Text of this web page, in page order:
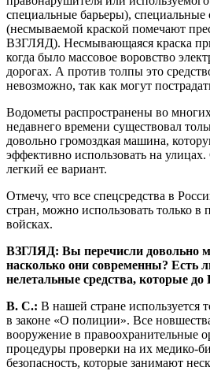
специальные барьеры),
(несмываемой краской помечают
ВЗГЛЯД). Несмывающаяся краска
когда было массовое воровство
дорогах. А против толпы это
невозможно, так как могут
Водометы распространены во
недавнего времени существовал
довольно громоздкая машина,
эффективно использовать на улицах.
легкий ее вариант.
Отмечу, что все спецсредства в
стран, можно использовать только
войсках.
ВЗГЛЯД: Вы перечисли довольно
насколько они современны? Есть
нелетальные средства, которые
В. С.: В нашей стране используется
в законе «О полиции». Все
вооружение в правоохранительные
процедуры проверки на их медико-
безопасность, которые занимают